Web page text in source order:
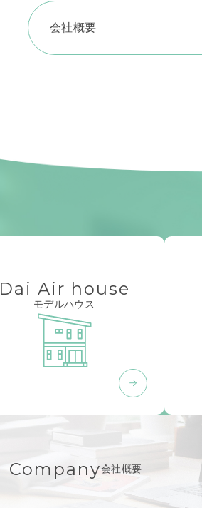
会社概要
Dai Air house
モデルハウス
Company会社概要